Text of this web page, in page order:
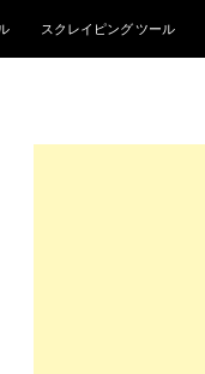
スクレイピング ツール